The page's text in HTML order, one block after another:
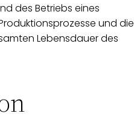
des Betriebs eines
und die
Lebensdauer des